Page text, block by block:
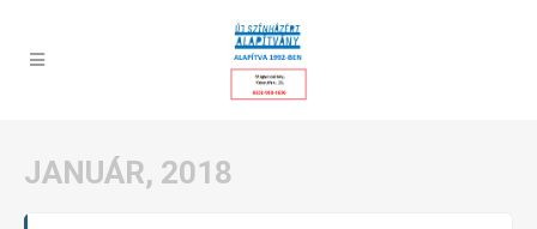
JANUÁR, 2018